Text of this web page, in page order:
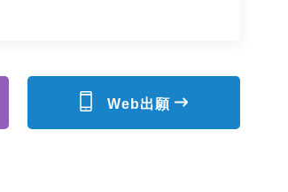
Web出願